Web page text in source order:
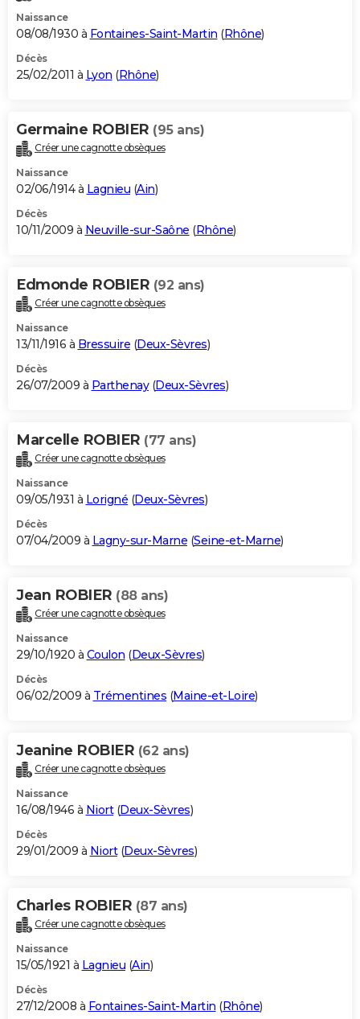
Naissance
08/08/1930 à Fontaines-Saint-Martin (Rhône)
Décès
25/02/2011 à Lyon (Rhône)
Germaine ROBIER (95 ans)
Créer une cagnotte obsèques
Naissance
02/06/1914 à Lagnieu (Ain)
Décès
10/11/2009 à Neuville-sur-Saône (Rhône)
Edmonde ROBIER (92 ans)
Créer une cagnotte obsèques
Naissance
13/11/1916 à Bressuire (Deux-Sèvres)
Décès
26/07/2009 à Parthenay(Deux-Sèvres)
Marcelle ROBIER (77 ans)
Créer une cagnotte obsèques
Naissance
09/05/1931 à Lorigné (Deux-Sèvres)
Décès
07/04/2009 à Lagny-sur-Marne (Seine-et-Marne)
Jean ROBIER (88 ans)
Créer une cagnotte obsèques
Naissance
29/10/1920 à Coulon (Deux-Sèvres)
Décès
06/02/2009 à Trémentines (Maine-et-Loire)
Jeanine ROBIER (62 ans)
Créer une cagnotte obsèques
Naissance
16/08/1946 à Niort(Deux-Sèvres)
Décès
29/01/2009 à Niort(Deux-Sèvres)
Charles ROBIER (87 ans)
Créer une cagnotte obsèques
Naissance
15/05/1921 à Lagnieu (Ain)
Décès
27/12/2008 à Fontaines-Saint-Martin (Rhône)